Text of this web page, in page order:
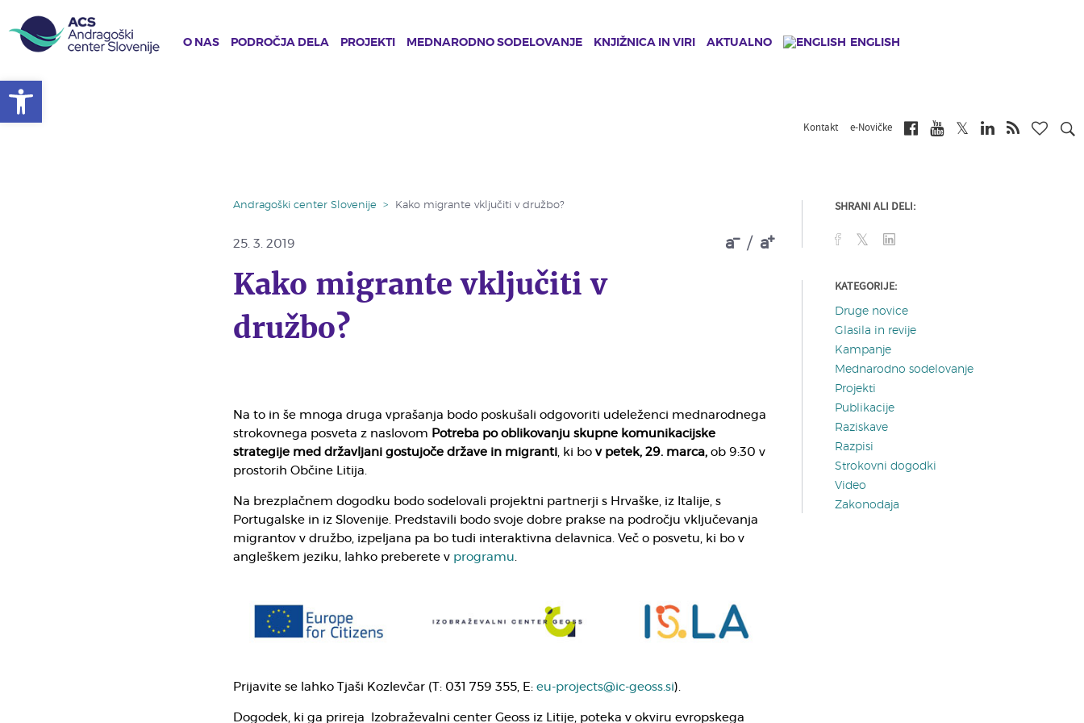
O NAS PODROČJA DELA PROJEKTI MEDNARODNO SODELOVANJE KNJIŽNICA IN VIRI AKTUALNO ENGLISH
Kontakt e-Novičke
Andragoški center Slovenije > Kako migrante vključiti v družbo?
a / a
25. 3. 2019
Kako migrante vključiti v
družbo?
Na to in še mnoga druga vprašanja bodo poskušali odgovoriti udeleženci mednarodnega
strokovnega posveta z naslovom Potreba po oblikovanju skupne komunikacijske
strategije med državljani gostujoče države in migranti, ki bov petek, 29. marca,ob 9:30 v
prostorih Občine Litija.
Na brezplačnem dogodku bodo sodelovali projektni partnerji s Hrvaške, iz Italije, s
Portugalske in iz Slovenije. Predstavili bodo svoje dobre prakse na področju vključevanja
migrantov v družbo, izpeljana pa bo tudi interaktivna delavnica. Več o posvetu, ki bo v
angleškem jeziku, lahko preberete v programu
Prijavite se lahko Tjaši Kozlevčar (T: 031 759 355, E: eu-projects@ic-geoss.si).
Dogodek, ki ga prireja Izobraževalni center Geoss iz Litije, poteka v okviru evropskega
SHRANI ALI DELI:
KATEGORIJE:
Druge novice
Glasila in revije
Kampanje
Mednarodno sodelovanje
Projekti
Publikacije
Raziskave
Razpisi
Strokovni dogodki
Video
Zakonodaja
Open toolbar